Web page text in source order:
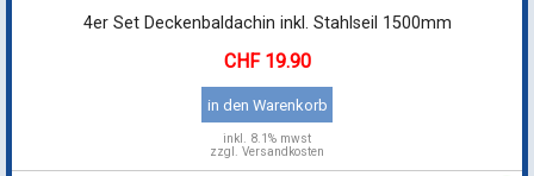
4er Set Deckenbaldachin inkl. Stahlseil 1500mm
19.90
in den Warenkorb
inkl. 8.1% mwst
zzgl. Versandkosten